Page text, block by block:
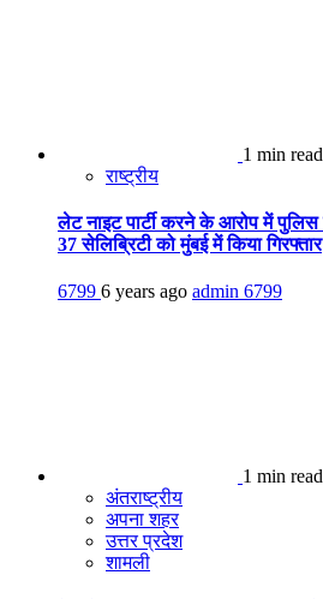
1 min read
राष्ट्रीय
लेट नाइट पार्टी करने के आरोप में
37 सेलिब्रिटी को मुंबई में किया गिरफ्तार
6799 6 years ago admin 6799
1 min read
अंतराष्ट्रीय
अपना शहर
उत्तर प्रदेश
शामली